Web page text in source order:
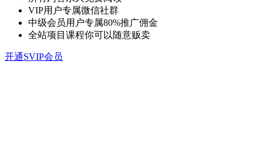
VIP用户专属微信社群
中级会员用户专属80%推广佣金
全站项目课程你可以随意贩卖
开通SVIP会员